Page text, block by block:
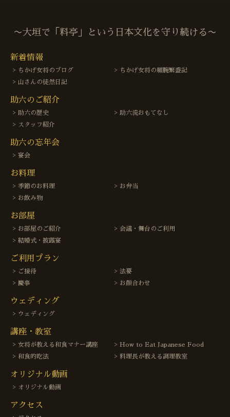
〜大垣で「料亭」という日本文化を守り続ける〜
新着情報
ちかげ女将のブログ
ちかげ女将の細腕繁盛記
山さんの徒然日記
助六のご紹介
助六の歴史
助六流おもてなし
スタッフ紹介
助六の忘年会
宴会
お料理
季節のお料理
お弁当
お飲み物
お部屋
お部屋のご紹介
会議・舞台のご利用
結婚式・披露宴
ご利用プラン
ご接待
法要
慶事
お顔合わせ
ウェディング
ウェディング
講座・教室
女将が教える和食マナー講座
How to Eat Japanese Food
和食的吃法
料理長が教える調理教室
オリジナル動画
オリジナル動画
アクセス